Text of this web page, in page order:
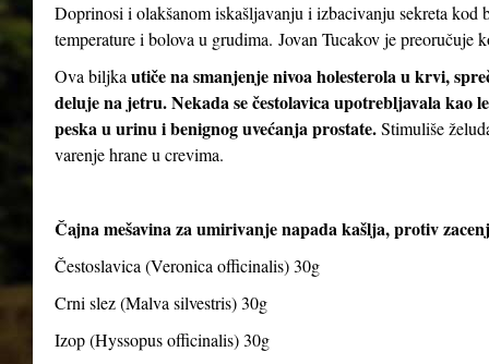
Doprinosi i olakšanom iskašljavanju i izbacivanju sekreta kod
temperature i bolova u grudima. Jovan Tucakov je preoručuje
Ova biljka utiče na smanjenje nivoa holesterola u krvi,
deluje na jetru. Nekada se čestolavica upotrebljavala kao
peska u urinu i benignog uvećanja prostate.Stimuliše
varenje hrane u crevima.
Čajna mešavina za umirivanje napada kašlja, protiv
Čestoslavica (Veronica officinalis) 30g
Crni slez (Malva silvestris) 30g
Izop (Hyssopus officinalis) 30g